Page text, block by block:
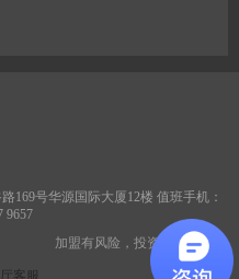
169号华源国际大厦12楼 值班手机：
9657
加盟有风险，投资需谨慎
客服